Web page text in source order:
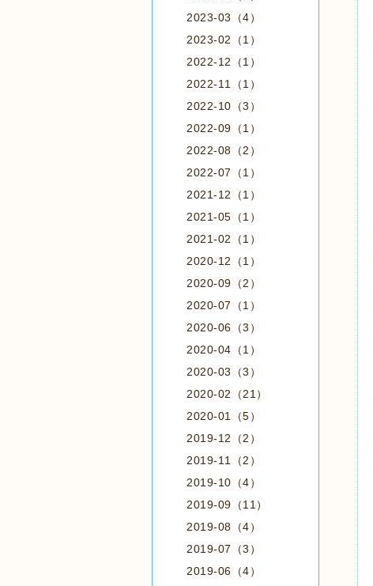
2023-03（4）
2023-02（1）
2022-12（1）
2022-11（1）
2022-10（3）
2022-09（1）
2022-08（2）
2022-07（1）
2021-12（1）
2021-05（1）
2021-02（1）
2020-12（1）
2020-09（2）
2020-07（1）
2020-06（3）
2020-04（1）
2020-03（3）
2020-02（21）
2020-01（5）
2019-12（2）
2019-11（2）
2019-10（4）
2019-09（11）
2019-08（4）
2019-07（3）
2019-06（4）